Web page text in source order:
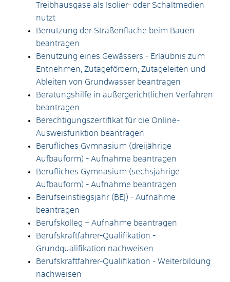
Treibhausgase als Isolier- oder Schaltmedien
nutzt
Benutzung der Straßenfläche beim Bauen
beantragen
Benutzung eines Gewässers - Erlaubnis zum
Entnehmen, Zutagefördern, Zutageleiten und
Ableiten von Grundwasser beantragen
Beratungshilfe in außergerichtlichen Verfahren
beantragen
Berechtigungszertifikat für die Online-
Ausweisfunktion beantragen
Berufliches Gymnasium (dreijährige
Aufbauform) - Aufnahme beantragen
Berufliches Gymnasium (sechsjährige
Aufbauform) - Aufnahme beantragen
Berufseinstiegsjahr (BEJ) - Aufnahme
beantragen
Berufskolleg – Aufnahme beantragen
Berufskraftfahrer-Qualifikation -
Grundqualifikation nachweisen
Berufskraftfahrer-Qualifikation - Weiterbildung
nachweisen